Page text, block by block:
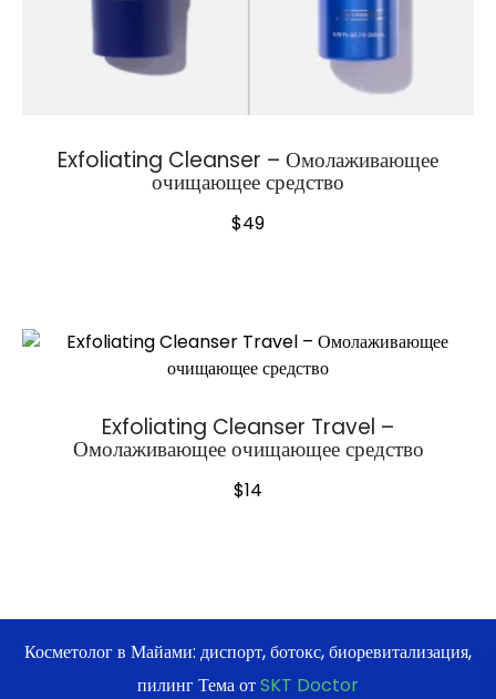
Exfoliating Cleanser – Омолаживающее
очищающее средство
$49
Exfoliating Cleanser Travel –
Омолаживающее очищающее средство
$14
Косметолог в Майами: диспорт, ботокс, биоревитализация,
пилинг Тема отSKT Doctor